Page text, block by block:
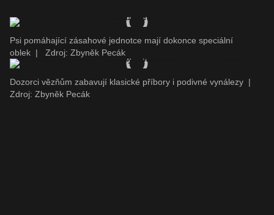
Psi pomáhající zásahové jednotce mají dokonce speciální
oblek | Zdroj: Zbyněk Pecák
Dozorci vězňům zabavují klasické příbory i podivné vynálezy |
Zdroj: Zbyněk Pecák